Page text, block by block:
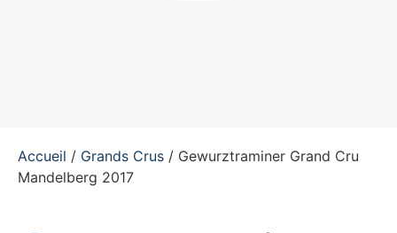
Accueil / Grands Crus / Gewurztraminer Grand Cru
Mandelberg 2017